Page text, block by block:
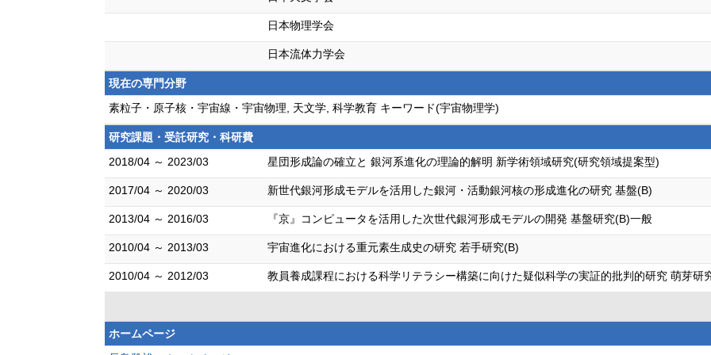
日本物理学会
日本流体力学会
現在の専門分野
素粒子・原子核・宇宙線・宇宙物理, 天文学, 科学教育 キーワード(宇宙物理学)
研究課題・受託研究・科研費
2018/04 ～ 2023/03
星団形成論の確立と 銀河系進化の理論的解明 新学術領域研究(研究領域提案型)
2017/04 ～ 2020/03 新世代銀河形成モデルを活用した銀河・活動銀河核の形成進化の研究 基盤(B)
2013/04 ～ 2016/03 『京』コンピュータを活用した次世代銀河形成モデルの開発 基盤研究(B)一般
2010/04 ～ 2013/03 宇宙進化における重元素生成史の研究 若手研究(B)
2010/04 ～ 2012/03 教員養成課程における科学リテラシー構築に向けた疑似科学の実証的批判的研究 萌芽研
ホームページ